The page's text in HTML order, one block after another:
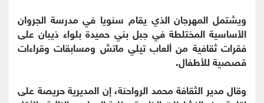
ويشتمل المهرجان الذي يقام سنويا في مدرسة الجروان
الأساسية المختلطة في جبل بني حميدة بلواء ذيبان على
فقرات ثقافية من ألعاب تيلي ماتش ومسابقات وقراءات
قصصية للأطفال.
وقال مدير الثقافة محمد الرواحنة، إن المديرية حريصة على